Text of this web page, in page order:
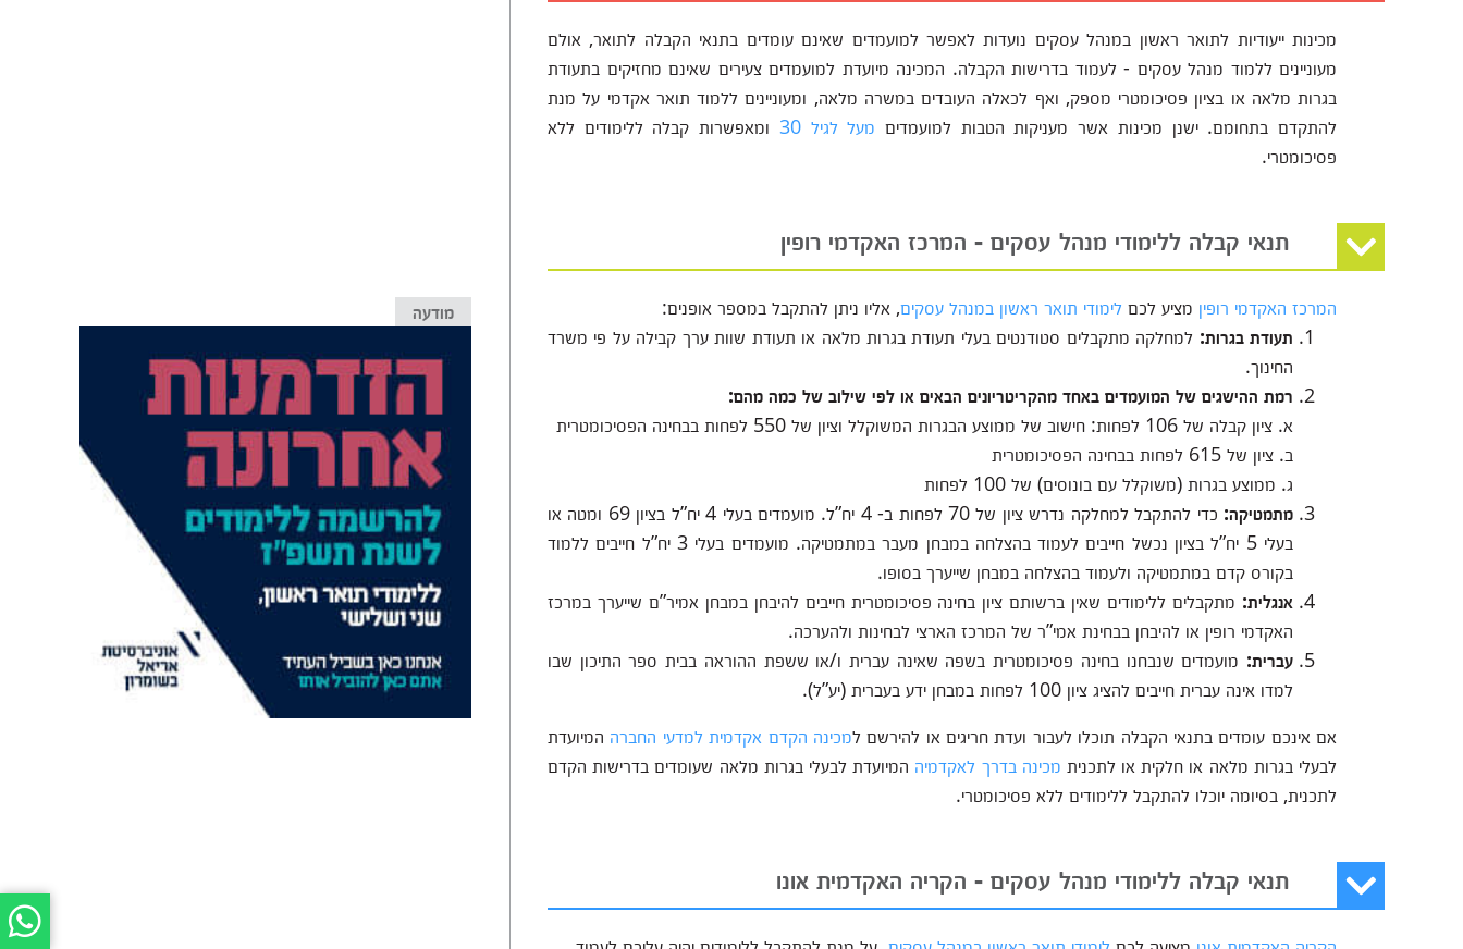
מכינות ייעודיות לתואר ראשון במנהל עסקים נועדות לאפשר למועמדים שאינם עומדים בתנאי הקבלה לתואר, אולם
מעוניינים ללמוד מנהל עסקים - לעמוד בדרישות הקבלה. המכינה מיועדת למועמדים צעירים שאינם מחזיקים בתעודת
בגרות מלאה או בציון פסיכומטרי מספק, ואף לכאלה העובדים במשרה מלאה, ומעוניינים ללמוד תואר אקדמי על מנת
להתקדם בתחומם. ישנן מכינות אשר מעניקות הטבות למועמדים מעל לגיל 30
ומאפשרות קבלה ללימודים ללא
פסיכומטרי.
תנאי קבלה ללימודי מנהל עסקים - המרכז האקדמי רופין
המרכז האקדמי רופין מציע לכם לימודי תואר ראשון במנהל עסקים, אליו ניתן להתקבל במספר אופנים:
תעודת בגרות: למחלקה מתקבלים סטודנטים בעלי תעודת בגרות מלאה או תעודת שוות ערך קבילה על פי משרד
החינוך.
רמת ההישגים של המועמדים באחד מהקריטריונים הבאים או לפי שילוב של כמה מהם:
א. ציון קבלה של 106 לפחות: חישוב של ממוצע הבגרות המשוקלל וציון של 550 לפחות בבחינה הפסיכומטרית
ב. ציון של 615 לפחות בבחינה הפסיכומטרית
ג. ממוצע בגרות (משוקלל עם בונוסים) של 100 לפחות
מתמטיקה:
כדי להתקבל למחלקה נדרש ציון של 70 לפחות ב- 4 יח”ל. מועמדים בעלי 4 יח”ל בציון 69 ומטה או
בעלי 5 יח”ל בציון נכשל חייבים לעמוד בהצלחה במבחן מעבר במתמטיקה. מועמדים בעלי 3 יח”ל חייבים ללמוד
בקורס קדם במתמטיקה ולעמוד בהצלחה במבחן שייערך בסופו.
אנגלית: מתקבלים ללימודים שאין ברשותם ציון בחינה פסיכומטרית חייבים להיבחן במבחן אמיר”ם שייערך במרכז
האקדמי רופין או להיבחן בבחינת אמי”ר של המרכז הארצי לבחינות ולהערכה.
עברית: מועמדים שנבחנו בחינה פסיכומטרית בשפה שאינה עברית ו/או ששפת ההוראה בבית ספר התיכון שבו
למדו אינה עברית חייבים להציג ציון 100 לפחות במבחן ידע בעברית (יע”ל).
אם אינכם עומדים בתנאי הקבלה תוכלו לעבור ועדת חריגים או להירשם למכינה הקדם אקדמית למדעי החברה המיועדת
לבעלי בגרות מלאה או חלקית או לתכנית מכינה בדרך לאקדמיה המיועדת לבעלי בגרות מלאה שעומדים בדרישות הקדם
לתכנית, בסיומה יוכלו להתקבל ללימודים ללא פסיכומטרי.
תנאי קבלה ללימודי מנהל עסקים - הקריה האקדמית אונו
מודעה